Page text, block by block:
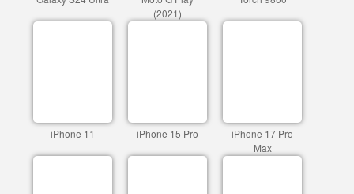
(2021)
iPhone 11 iPhone 15 Pro
iPhone 17 Pro
Max